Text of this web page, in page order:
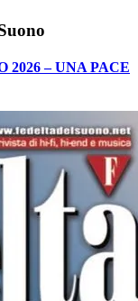
2026 – UNA PACE